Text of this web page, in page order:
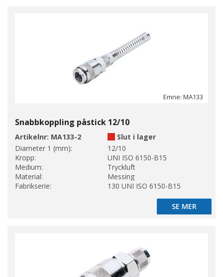
Emne: MA133
Snabbkoppling påstick 12/10
Artikelnr: MA133-2
Slut i lager
Diameter 1 (mm):
12/10
Kropp:
UNI ISO 6150-B15
Medium:
Tryckluft
Material:
Messing
Fabrikserie:
130 UNI ISO 6150-B15
SE MER
SE MER